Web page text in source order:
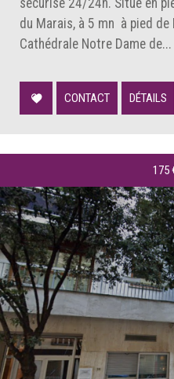
du Marais, à 5 mn à pied
Cathédrale Notre Dame de...
CONTACT DÉTAILS
175